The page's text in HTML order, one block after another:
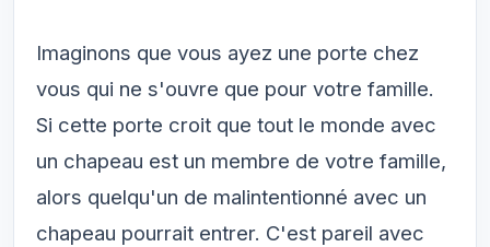
Imaginons que vous ayez une porte chez
vous qui ne s'ouvre que pour votre famille.
Si cette porte croit que tout le monde avec
un chapeau est un membre de votre famille,
alors quelqu'un de malintentionné avec un
chapeau pourrait entrer. C'est pareil avec